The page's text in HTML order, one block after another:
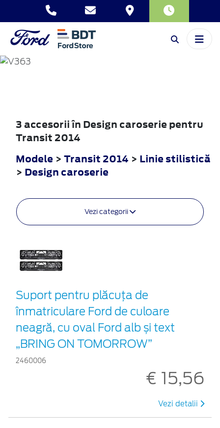
TRANSIT
3 accesorii în Design caroserie pentru
Transit 2014
Modele > Transit 2014 > Linie stilistică
> Design caroserie
Vezi categorii
Suport pentru plăcuța de
înmatriculare Ford de culoare
neagră, cu oval Ford alb și text
„BRING ON TOMORROW”
2460006
€ 15,56
Vezi detalii